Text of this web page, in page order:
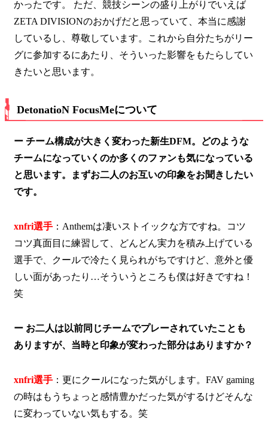
かったです。 ただ、競技シーンの盛り上がりでいえば
ZETA DIVISIONのおかげだと思っていて、本当に感謝
しているし、尊敬しています。これから自分たちがリー
グに参加するにあたり、そういった影響をもたらしてい
きたいと思います。
DetonatioN FocusMeについて
ー チーム構成が大きく変わった新生DFM。どのような
チームになっていくのか多くのファンも気になっている
と思います。まずお二人のお互いの印象をお聞きしたい
です。
xnfri選手 ：Anthemは凄いストイックな方ですね。コツ
コツ真面目に練習して、どんどん実力を積み上げている
選手で、クールで冷たく見られがちですけど、意外と優
しい面があったり…そういうところも僕は好きですね！
笑
ー お二人は以前同じチームでプレーされていたことも
ありますが、当時と印象が変わった部分はありますか？
xnfri選手 ：更にクールになった気がします。FAV gaming
の時はもうちょっと感情豊かだった気がするけどそんな
に変わっていない気もする。笑